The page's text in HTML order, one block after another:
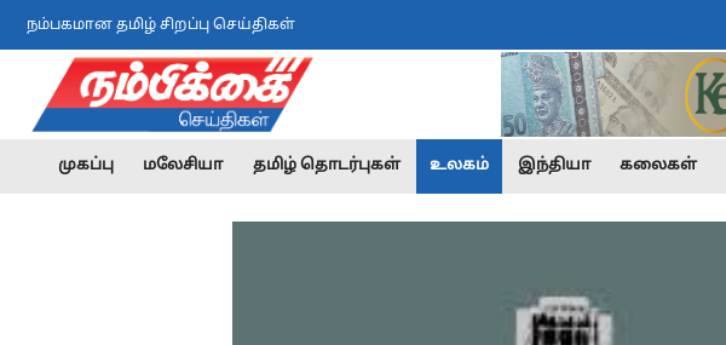
நம்பகமான தமிழ் சிறப்பு செய்திகள்
முகப்பு மலேசியா தமிழ் தொடர்புகள் உலகம் இந்தியா கலைகள்